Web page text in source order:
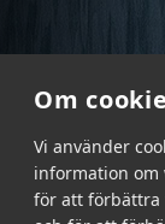
Om
Vi använder
information om
för att förbättra